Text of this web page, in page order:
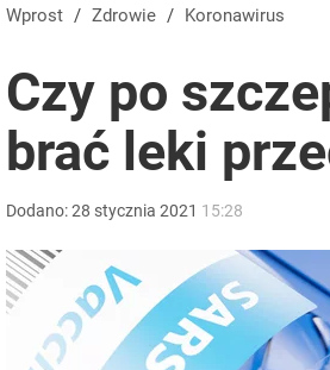
wśród Polek. Dane naprawdę
medycyny. Stworzył
z terapeutki stała się
Wprost / Zdrowie / Koronawirus
Czy po
brać leki
Dodano:28 stycznia 2021 15:28